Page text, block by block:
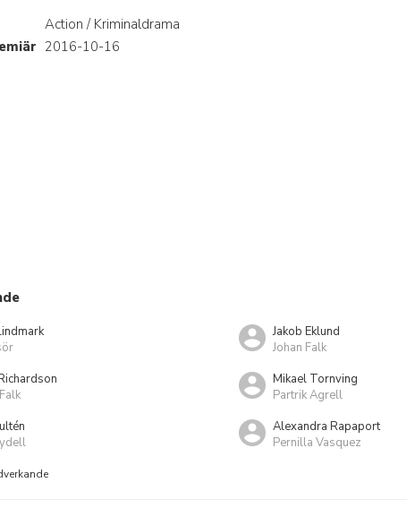
Action / Kriminaldrama
2016-10-16
Jakob Eklund
Johan Falk
Mikael Tornving
Partrik Agrell
Alexandra Rapaport
Pernilla Vasquez